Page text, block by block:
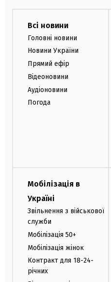
Всі новини
Головні новини
Новини України
Прямий ефір
Відеоновини
Аудіоновини
Погода
Мобілізація в
Україні
Звільнення з військової
служби
Мобілізація 50+
Мобілізація жінок
Контракт для 18-24-
річних